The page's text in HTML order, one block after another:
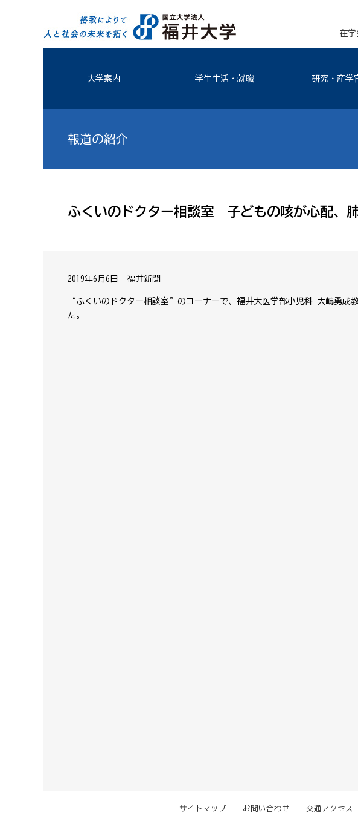
在学
大学案内 学生生活・就職 研究・産学
報道の紹介
ふくいのドクター相談室 子どもの咳が心配、
2019年6月6日 福井新聞
“ふくいのドクター相談室”のコーナーで、福井大医学部小児科 大嶋勇成
た。
サイトマップ お問い合わせ 交通アクセス